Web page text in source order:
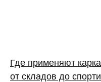
Где применяют
от складов до